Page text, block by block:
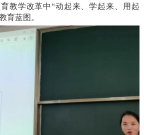
教学改革中“动起来、学起来、用起
育蓝图。